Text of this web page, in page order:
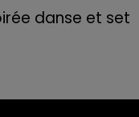
danse et set